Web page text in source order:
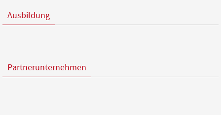
Ausbildung
Partnerunternehmen